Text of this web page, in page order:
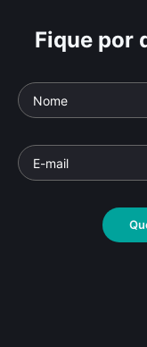
Fique por